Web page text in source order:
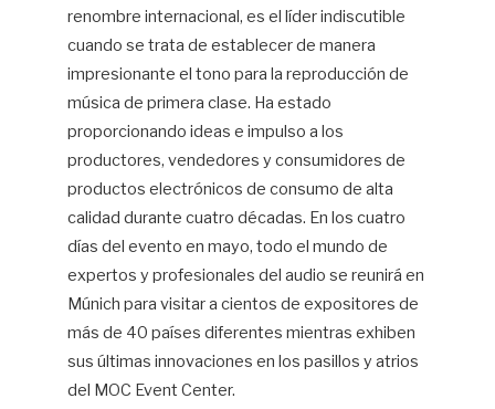
renombre internacional, es el líder indiscutible
cuando se trata de establecer de manera
impresionante el tono para la reproducción de
música de primera clase. Ha estado
proporcionando ideas e impulso a los
productores, vendedores y consumidores de
productos electrónicos de consumo de alta
calidad durante cuatro décadas. En los cuatro
días del evento en mayo, todo el mundo de
expertos y profesionales del audio se reunirá en
Múnich para visitar a cientos de expositores de
más de 40 países diferentes mientras exhiben
sus últimas innovaciones en los pasillos y atrios
del MOC Event Center.